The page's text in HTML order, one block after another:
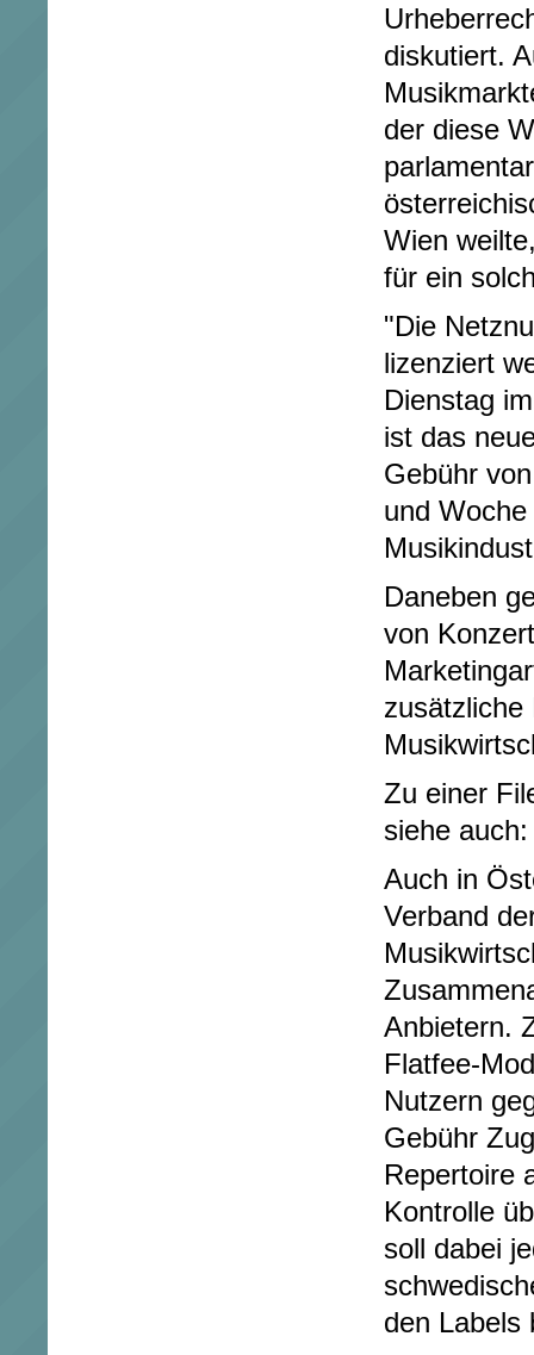
diskutiert.
der diese
Wien
für ein
"Die
lizenziert
Dienstag
ist das
Gebühr
und
Daneben
von
zusätzliche
Zu einer
siehe auch:
Auch in
Verband
Anbietern.
Flatfee-
Nutzern
Gebühr
Repertoire
Kontrolle
soll dabei
den Labels